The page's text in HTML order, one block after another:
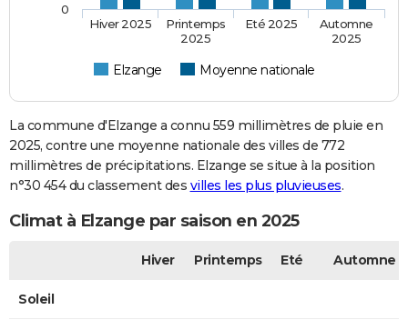
Elzange Moyenne nationale
Hiver 2025
Printemps
2025
Eté 2025
Automne
2025
0
La commune d'Elzange a connu 559 millimètres de pluie en
2025, contre une moyenne nationale des villes de 772
millimètres de précipitations. Elzange se situe à la position
n°30 454 du classement des villes les plus pluvieuses.
Climat à Elzange par saison en 2025
Hiver Printemps Eté Automne
Soleil